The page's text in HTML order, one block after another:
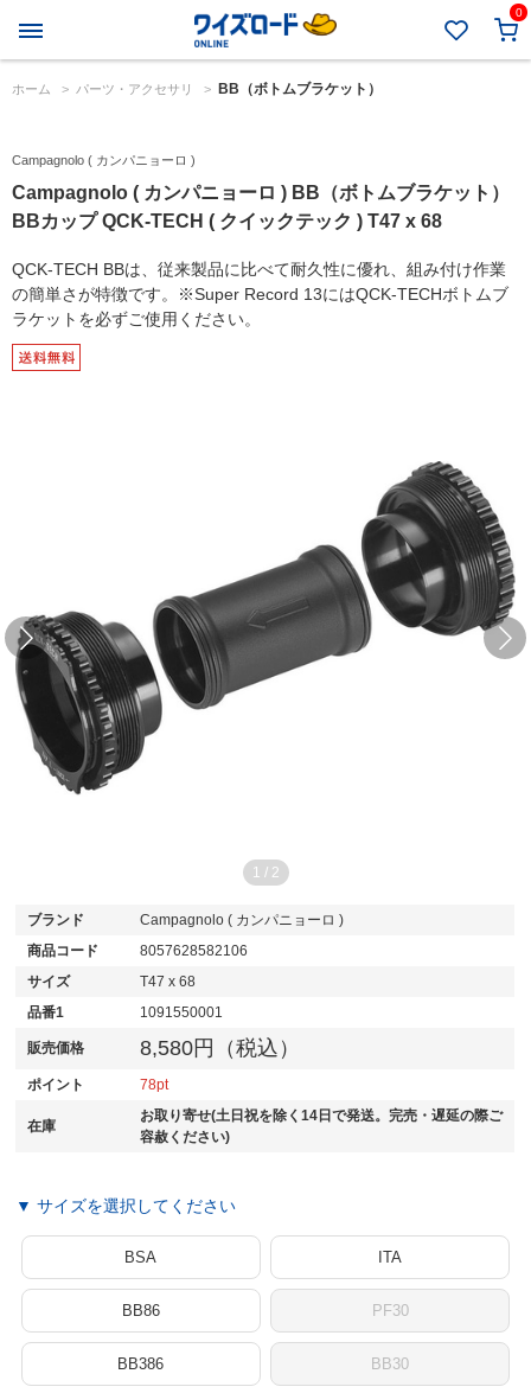
0
ホーム > パーツ・アクセサリ > BB（ボトムブラケット）
Campagnolo ( カンパニョーロ )
Campagnolo ( カンパニョーロ ) BB（ボトムブラケット）
BBカップ QCK-TECH ( クイックテック ) T47 x 68
QCK-TECH BBは、従来製品に比べて耐久性に優れ、組み付け作業
の簡単さが特徴です。※Super Record 13にはQCK-TECHボトムブ
ラケットを必ずご使用ください。
1 / 2
ブランド
Campagnolo ( カンパニョーロ )
商品コード
8057628582106
サイズ
T47 x 68
品番1
1091550001
販売価格 8,580円（税込）
ポイント 78
在庫
お取り寄せ(土日祝を除く14日で発送。完売・遅延の際ご
容赦ください)
▼ サイズを選択してください
BSA ITA
BB86 PF30
BB386 BB30